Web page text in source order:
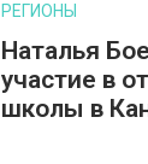
РЕГИОНЫ
Наталья
участие в
школы в